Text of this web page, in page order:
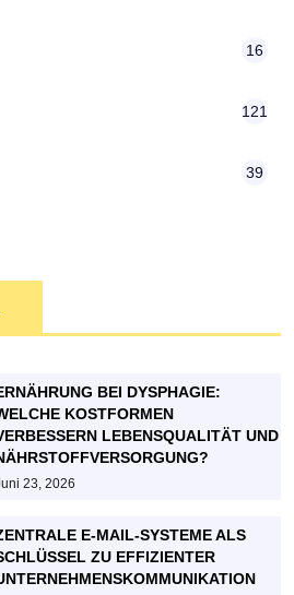
16
121
39
BEI DYSPHAGIE:
KOSTFORMEN
LEBENSQUALITÄT UND
23, 2026
E-MAIL-SYSTEME ALS
ZU EFFIZIENTER